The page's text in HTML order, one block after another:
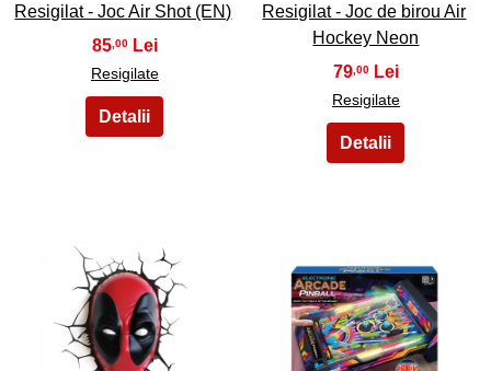
Resigilat - Joc Air Shot (EN)
85,00
Resigilate
Resigilat - Joc de birou Air
Hockey Neon
79,00
Resigilate
19 20